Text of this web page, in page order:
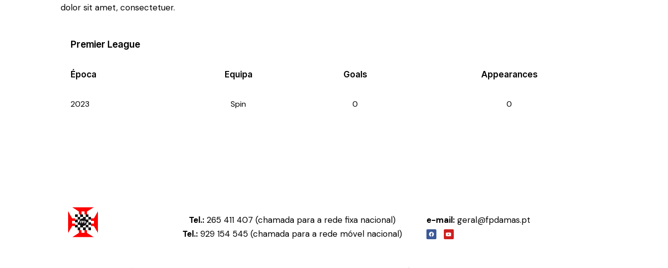
dolor sit amet, consectetuer.
Premier League
Época Equipa Goals Appearances
2023 Spin 0 0
Tel.: 265 411 407 (chamada para a rede fixa nacional)
Tel.: 929 154 545 (chamada para a rede móvel nacional)
e-mail: geral@fpdamas.pt